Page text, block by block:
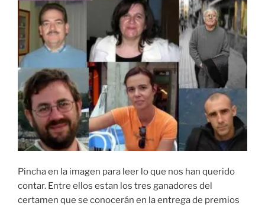
Pincha en la imagen para leer lo que nos han querido
contar. Entre ellos estan los tres ganadores del
certamen que se conocerán en la entrega de premios